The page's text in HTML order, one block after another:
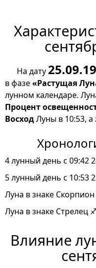
На дату
в фазе«Растущая
лунном календаре.
Процент
ВосходЛуны в 10:53, а
4 лунный день с 09:42
5 лунный день с 10:53
Луна в знаке Скорпион
Луна в знаке Стрелец
Влияние